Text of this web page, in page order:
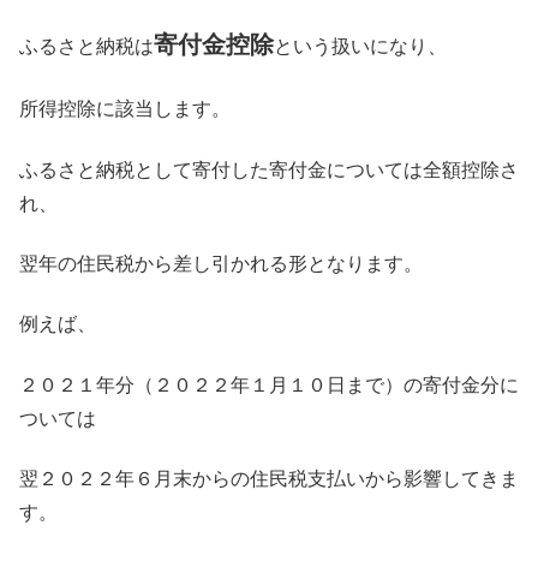
ふるさと納税は寄付金控除という扱いになり、
所得控除に該当します。
ふるさと納税として寄付した寄付金については全額控除さ
れ、
翌年の住民税から差し引かれる形となります。
例えば、
２０２１年分（２０２２年１月１０日まで）の寄付金分に
ついては
翌２０２２年６月末からの住民税支払いから影響してきま
す。